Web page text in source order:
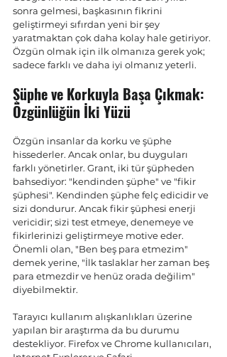
sonra gelmesi, başkasının fikrini
geliştirmeyi sıfırdan yeni bir şey
yaratmaktan çok daha kolay hale getiriyor.
Özgün olmak için ilk olmanıza gerek yok;
sadece farklı ve daha iyi olmanız yeterli.
Şüphe ve Korkuyla Başa Çıkmak:
Özgünlüğün İki Yüzü
Özgün insanlar da korku ve şüphe
hissederler. Ancak onlar, bu duyguları
farklı yönetirler. Grant, iki tür şüpheden
bahsediyor: "kendinden şüphe" ve "fikir
şüphesi". Kendinden şüphe felç edicidir ve
sizi dondurur. Ancak fikir şüphesi enerji
vericidir; sizi test etmeye, denemeye ve
fikirlerinizi geliştirmeye motive eder.
Önemli olan, "Ben beş para etmezim"
demek yerine, "İlk taslaklar her zaman beş
para etmezdir ve henüz orada değilim"
diyebilmektir.
Tarayıcı kullanım alışkanlıkları üzerine
yapılan bir araştırma da bu durumu
destekliyor. Firefox ve Chrome kullanıcıları,